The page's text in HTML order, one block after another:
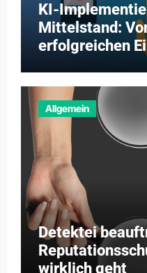
KI-
Mittelstand:
erfolgreichen
Allgemein
Detektei
wirklich geht